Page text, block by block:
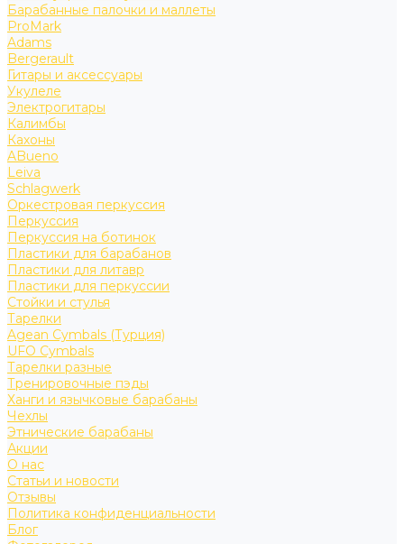
Барабанные палочки и маллеты
ProMark
Adams
Bergerault
Гитары и аксессуары
Укулеле
Электрогитары
Калимбы
Кахоны
ABueno
Leiva
Schlagwerk
Оркестровая перкуссия
Перкуссия
Перкуссия на ботинок
Пластики для барабанов
Пластики для литавр
Пластики для перкуссии
Стойки и стулья
Тарелки
Agean Cymbals (Турция)
UFO Cymbals
Тарелки разные
Тренировочные пэды
Ханги и язычковые барабаны
Чехлы
Этнические барабаны
Акции
О нас
Статьи и новости
Отзывы
Политика конфиденциальности
Блог